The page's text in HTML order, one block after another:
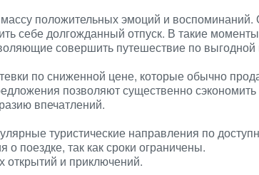
положительных эмоций и воспоминаний.
себе долгожданный отпуск. В такие
совершить путешествие по выгодной
по сниженной цене, которые обычно
позволяют существенно
впечатлений.
туристические направления по
поездке, так как сроки ограничены.
и приключений.